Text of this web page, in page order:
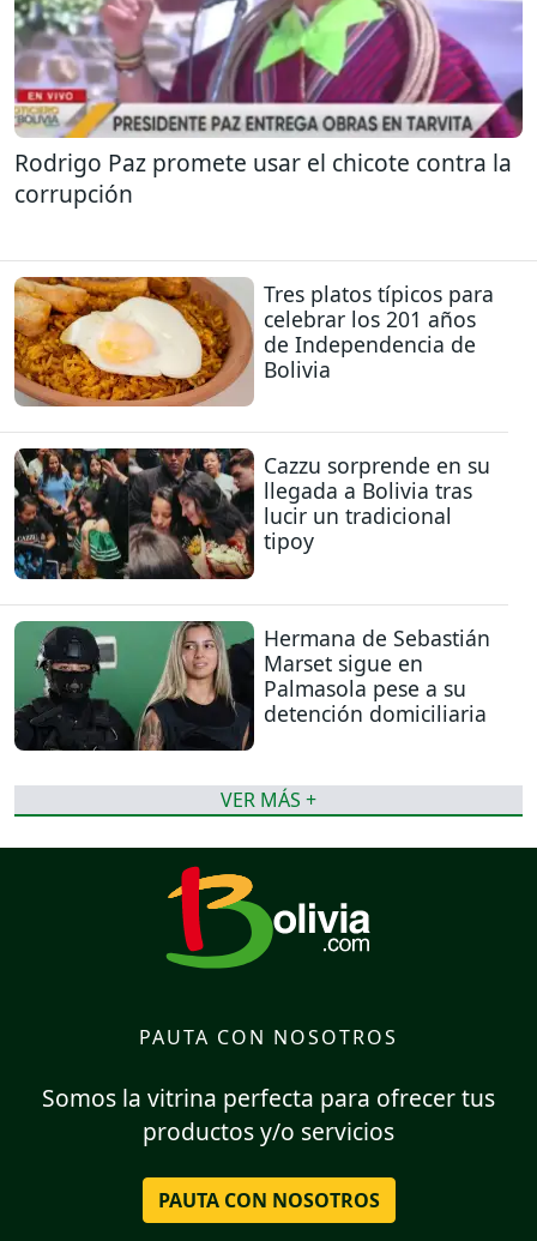
Rodrigo Paz promete usar el chicote contra la
corrupción
Tres platos típicos para
celebrar los 201 años
de Independencia de
Bolivia
Cazzu sorprende en su
llegada a Bolivia tras
lucir un tradicional
tipoy
Hermana de Sebastián
Marset sigue en
Palmasola pese a su
detención domiciliaria
VER MÁS +
PAUTA CON NOSOTROS
Somos la vitrina perfecta para ofrecer tus
productos y/o servicios
PAUTA CON NOSOTROS